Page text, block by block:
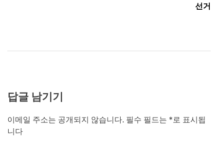
선거
답글 남기기
이메일 주소는 공개되지 않습니다. 필수 필드는 *로 표시됩
니다